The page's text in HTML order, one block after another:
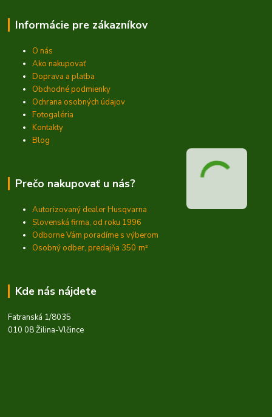
Informácie pre zákazníkov
O nás
Ako nakupovať
Doprava a platba
Obchodné podmienky
Ochrana osobných údajov
Fotogaléria
Kontakty
Blog
Prečo nakupovať u nás?
Autorizovaný dealer Husqvarna
Slovenská firma, od roku 1996
Odborne Vám poradíme s výberom
Osobný odber, predajňa 350 m²
Kde nás nájdete
Fatranská 1/8035
010 08 Žilina-Vlčince